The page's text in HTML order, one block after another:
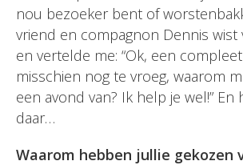
nou bezoeker bent of
vriend en compagnon Dennis wist
en vertelde me: “Ok, een
misschien nog te vroeg, waarom
een avond van? Ik help je wel!” En
daar…
Waarom hebben jullie gekozen